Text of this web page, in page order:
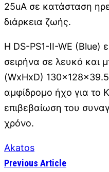
25uA σε κατάσταση
διάρκεια ζωής.
Η DS-PS1-II-WE (Blue)
σειρήνα σε λευκό και
(WxHxD)
αμφίδρομο ήχο για το
επιβεβαίωση του
χρόνο.
Akatos
Previous Article